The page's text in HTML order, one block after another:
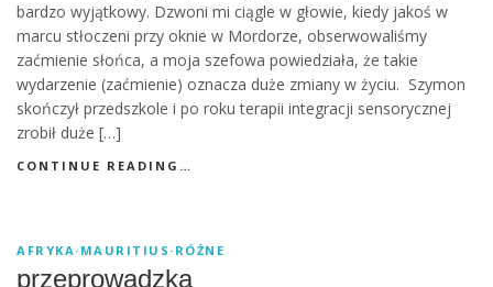
bardzo wyjątkowy. Dzwoni mi ciągle w głowie, kiedy jakoś w
marcu stłoczeni przy oknie w Mordorze, obserwowaliśmy
zaćmienie słońca, a moja szefowa powiedziała, że takie
wydarzenie (zaćmienie) oznacza duże zmiany w życiu. Szymon
skończył przedszkole i po roku terapii integracji sensorycznej
zrobił duże […]
CONTINUE READING…
AFRYKA· MAURITIUS · RÓŻNE
przeprowadzka